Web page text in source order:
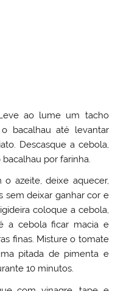
ao lume um tacho
bacalhau até levantar
Descasque a cebola,
por farinha.
azeite, deixe aquecer,
sem deixar ganhar cor e
coloque a cebola,
a cebola ficar macia e
finas. Misture o tomate
pitada de pimenta e
10 minutos.